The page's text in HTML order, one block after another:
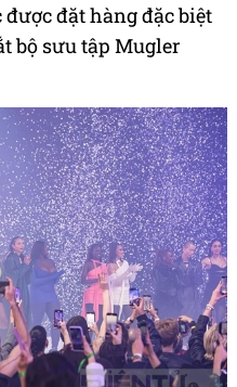
đặt hàng đặc biệt
bộ sưu tập Mugler